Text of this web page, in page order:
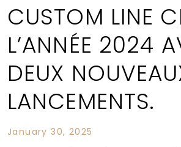
CUSTOM LINE
L’ANNÉE 2024
DEUX
LANCEMENTS.
January 30, 2025